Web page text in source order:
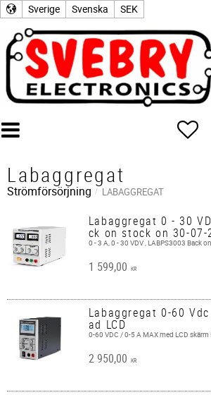
Sverige Svenska SEK
Labaggregat
Strömförsörjning LABAGGREGAT
Labaggregat 0 - 30
ck on stock on 30-07-
0 - 3 A, 0 - 30 VDV , LABPS3003 Back
1 599,00 KR
Labaggregat 0-60
ad LCD
0-60 VDC / 0-5 A MAX med LCD skärm
2 950,00 KR